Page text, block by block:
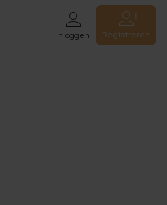
Inloggen Registreren